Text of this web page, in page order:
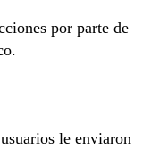
por parte de
le enviaron